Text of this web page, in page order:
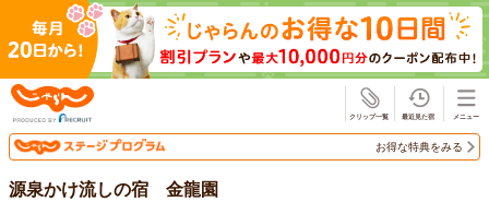
お得な特典をみる
源泉かけ流しの宿 金龍園